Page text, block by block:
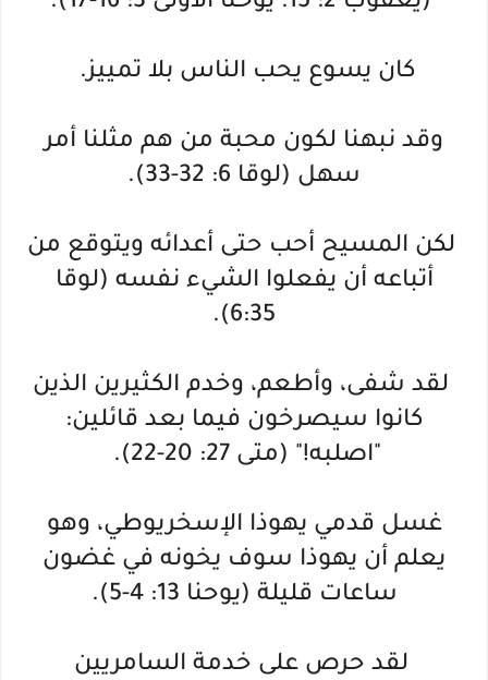
كان يسوع يحب الناس بلا تمييز.
وقد نبهنا لكون محبة من هم مثلنا أمر
سهل (لوقا 6: 32-33).
لكن المسيح أحب حتى أعدائه ويتوقع من
أتباعه أن يفعلوا الشيء نفسه (لوقا
6:35).
لقد شفى، وأطعم، وخدم الكثيرين الذين
كانوا سيصرخون فيما بعد قائلين:
"اصلبه!" (متى 27: 20-22).
غسل قدمي يهوذا الإسخريوطي، وهو
يعلم أن يهوذا سوف يخونه في غضون
ساعات قليلة (يوحنا 13: 4-5).
لقد حرص على خدمة السامريين